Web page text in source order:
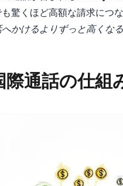
驚くほど高額な請求につ
かけるよりずっと高くな
通話の仕組